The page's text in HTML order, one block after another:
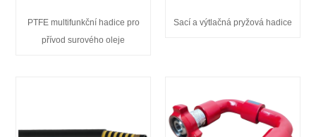
PTFE multifunkční hadice pro
přívod surového oleje
Sací a výtlačná pryžová hadice